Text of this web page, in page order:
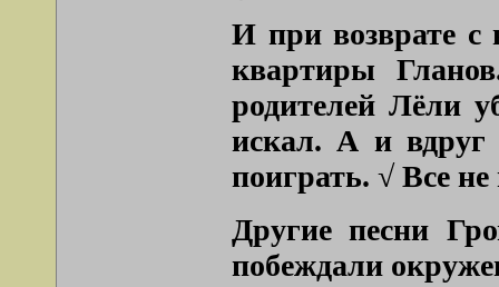
И при возврате с
квартиры
родителей Лёли
искал. А и вдруг
поиграть. √ Все не
Другие песни
побеждали